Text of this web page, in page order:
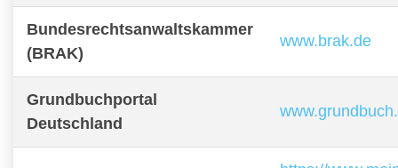
Bundesrechtsanwaltskammer
(BRAK)
www.brak.de
Grundbuchportal
Deutschland